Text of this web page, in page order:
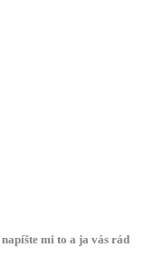
napíšte mi to a ja vás rád